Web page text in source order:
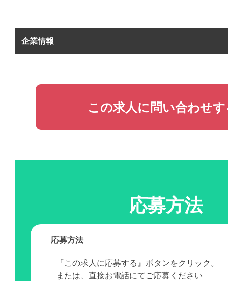
企業情報
この求人に問い合わせ
応募方法
応募方法
『この求人に応募する』ボタンをクリック。
または、直接お電話にてご応募ください